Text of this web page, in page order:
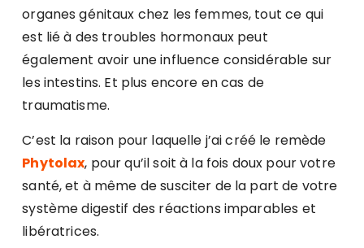
organes génitaux chez les femmes, tout ce qui
est lié à des troubles hormonaux peut
également avoir une influence considérable sur
les intestins. Et plus encore en cas de
traumatisme.
C’est la raison pour laquelle j’ai créé le remède
Phytolax, pour qu’il soit à la fois doux pour votre
santé, et à même de susciter de la part de votre
système digestif des réactions imparables et
libératrices.